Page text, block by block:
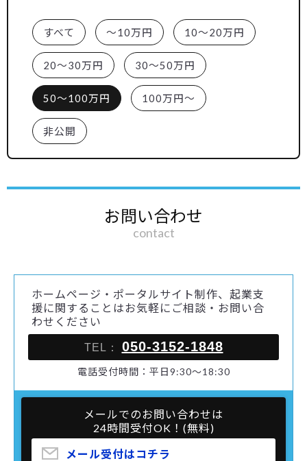
すべて ～10万円 10～20万円
20～30万円 30～50万円
50～100万円 100万円～
非公開
お問い合わせ
contact
ホームページ・ポータルサイト制作、起業支
援に関することはお気軽にご相談・お問い合
わせください
TEL： 050-3152-1848
電話受付時間：平日9:30～18:30
メールでのお問い合わせは
24時間受付OK！(無料)
メール受付はコチラ